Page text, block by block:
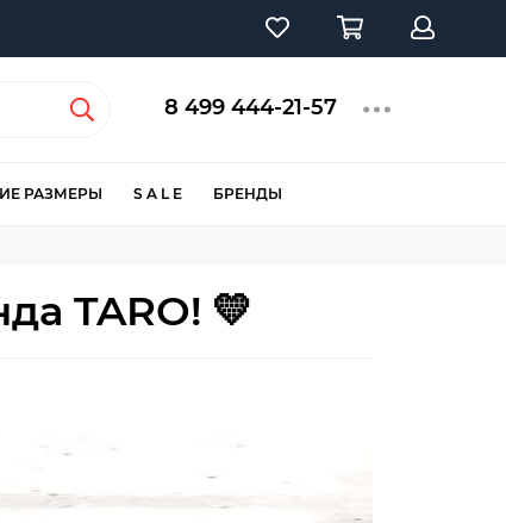
8 499 444-21-57
РАЗМЕРЫ S A L E БРЕНДЫ
TARO! 💛